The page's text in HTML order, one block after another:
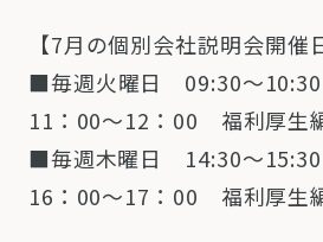
【7月の個別会社説明会開催
■毎週火曜日 09:30～
11：00～12：00 福利厚生
■毎週木曜日 14:30～
16：00～17：00 福利厚生